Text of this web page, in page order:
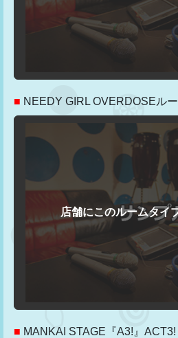
■ NEEDY GIRL OVERDOSEル
■ MANKAI STAGE『A3!』